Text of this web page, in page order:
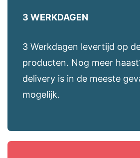
3 WERKDAGEN
3 Werkdagen levertijd op
producten. Nog meer
delivery is in de meeste
mogelijk.